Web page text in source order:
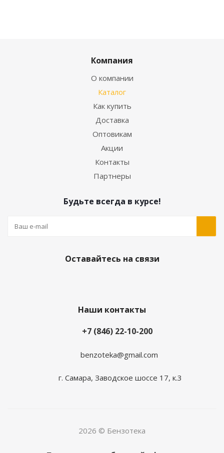
Компания
О компании
Каталог
Как купить
Доставка
Оптовикам
Акции
Контакты
Партнеры
Будьте всегда в курсе!
Оставайтесь на связи
Наши контакты
+7 (846) 22-10-200
benzoteka@gmail.com
г. Самара, Заводское шоссе 17, к.3
2026 © Бензотека